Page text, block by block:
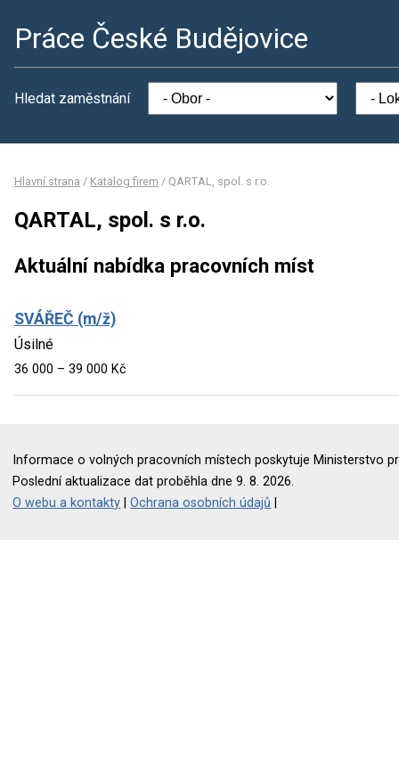
Práce České Budějovice
Hledat zaměstnání
Hlavní strana / Katalog firem / QARTAL, spol. s r.o.
QARTAL, spol. s r.o.
Aktuální nabídka pracovních míst
SVÁŘEČ (m/ž)
Úsilné
36 000 – 39 000 Kč
Informace o volných pracovních místech poskytuje Ministerstvo
Poslední aktualizace dat proběhla dne 9. 8. 2026.
O webu a kontakty |Ochrana osobních údajů